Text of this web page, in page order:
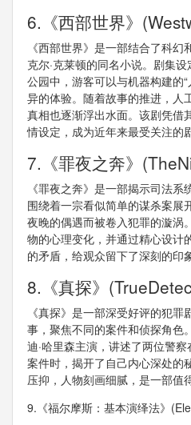
6.《西部世界》
《西部世界》是一部结合了科
克尔·克莱顿的同名小说。剧集
公园中，游客可以与机器构建的
异的体验。随着故事的推进，人
真相也逐渐浮出水面。该剧凭借
情设定，成为近年来最受关注的
7.《罪夜之奔》
《罪夜之奔》是一部揭示司法
围绕着一宗看似简单的谋杀案展
夜晚的偶遇而被卷入犯罪的漩涡
物的心理变化，并通过精心设计
的矛盾，给观众留下了深刻的印象
8.《真探》
《真探》是一部深受好评的犯
事，聚焦不同的案件和侦探角色
迪·哈里森主演，讲述了两位警
案件时，揭开了自己内心深处的
压抑，人物刻画细腻，是一部值
9.《福尔摩斯：基本演绎法》